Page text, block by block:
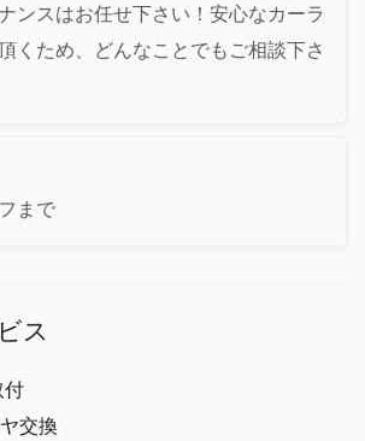
ンスはお任せ下さい！安心なカーラ
くため、どんなことでもご相談下さ
まで
ス
付
交換